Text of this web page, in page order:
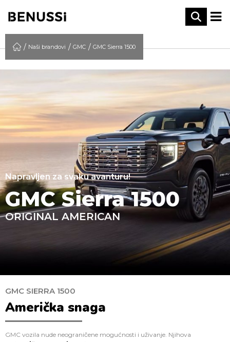
Naši brandovi GMC GMC Sierra 1500
GMC Sierra 1500
ORIGINAL AMERICAN
Napravljen za svaku avanturu!
GMC SIERRA 1500
Američka snaga
GMC vozila nude neograničene mogućnosti i uživanje. Njihova